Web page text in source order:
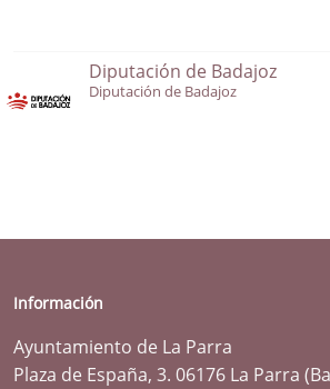
Diputación de Badajoz
Diputación de Badajoz
Información
Ayuntamiento de La Parra
Plaza de España, 3. 06176 La Parra